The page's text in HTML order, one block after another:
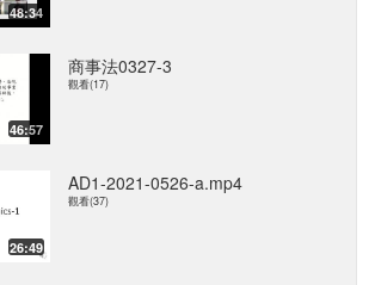
48:34
46:57
商事法0327-3
觀看(17)
26:49
AD1-2021-0526-a.mp4
觀看(37)